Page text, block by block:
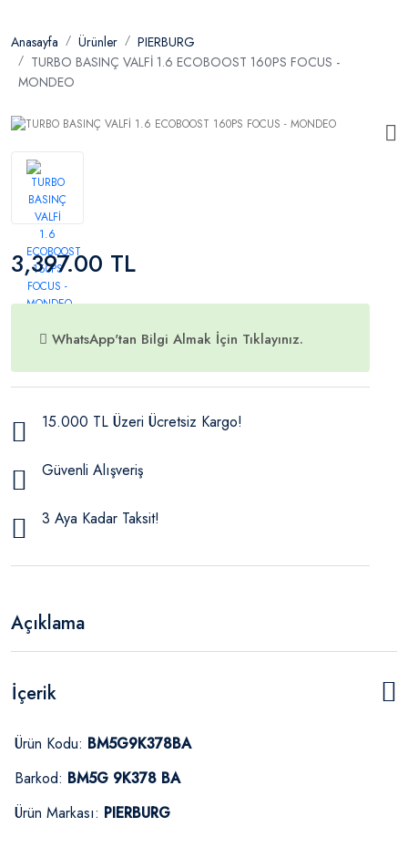
Anasayfa Ürünler
PIERBURG
TURBO BASINÇ VALFİ 1.6 ECOBOOST 160PS FOCUS -
MONDEO
3,397.00 TL
WhatsApp'tan Bilgi Almak İçin Tıklayınız.
15.000 TL Üzeri Ücretsiz Kargo!
Güvenli Alışveriş
3 Aya Kadar Taksit!
Açıklama
İçerik
Ürün Kodu: BM5G9K378BA
Barkod: BM5G 9K378 BA
Ürün Markası: PIERBURG